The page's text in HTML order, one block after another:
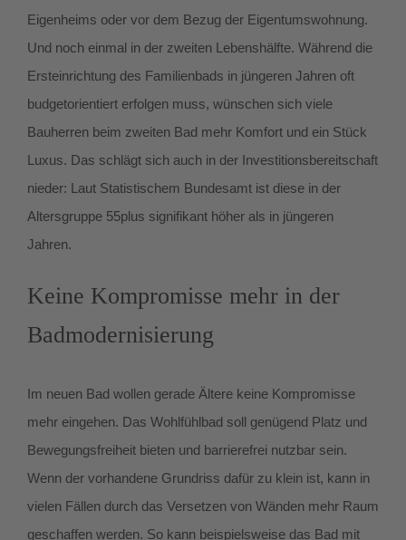
Eigenheims oder vor dem Bezug der Eigentumswohnung.
Und noch einmal in der zweiten Lebenshälfte. Während die
Ersteinrichtung des Familienbads in jüngeren Jahren oft
budgetorientiert erfolgen muss, wünschen sich viele
Bauherren beim zweiten Bad mehr Komfort und ein Stück
Luxus. Das schlägt sich auch in der Investitionsbereitschaft
nieder: Laut Statistischem Bundesamt ist diese in der
Altersgruppe 55plus signifikant höher als in jüngeren
Jahren.
Keine Kompromisse mehr in der
Badmodernisierung
Im neuen Bad wollen gerade Ältere keine Kompromisse
mehr eingehen. Das Wohlfühlbad soll genügend Platz und
Bewegungsfreiheit bieten und barrierefrei nutzbar sein.
Wenn der vorhandene Grundriss dafür zu klein ist, kann in
vielen Fällen durch das Versetzen von Wänden mehr Raum
geschaffen werden. So kann beispielsweise das Bad mit